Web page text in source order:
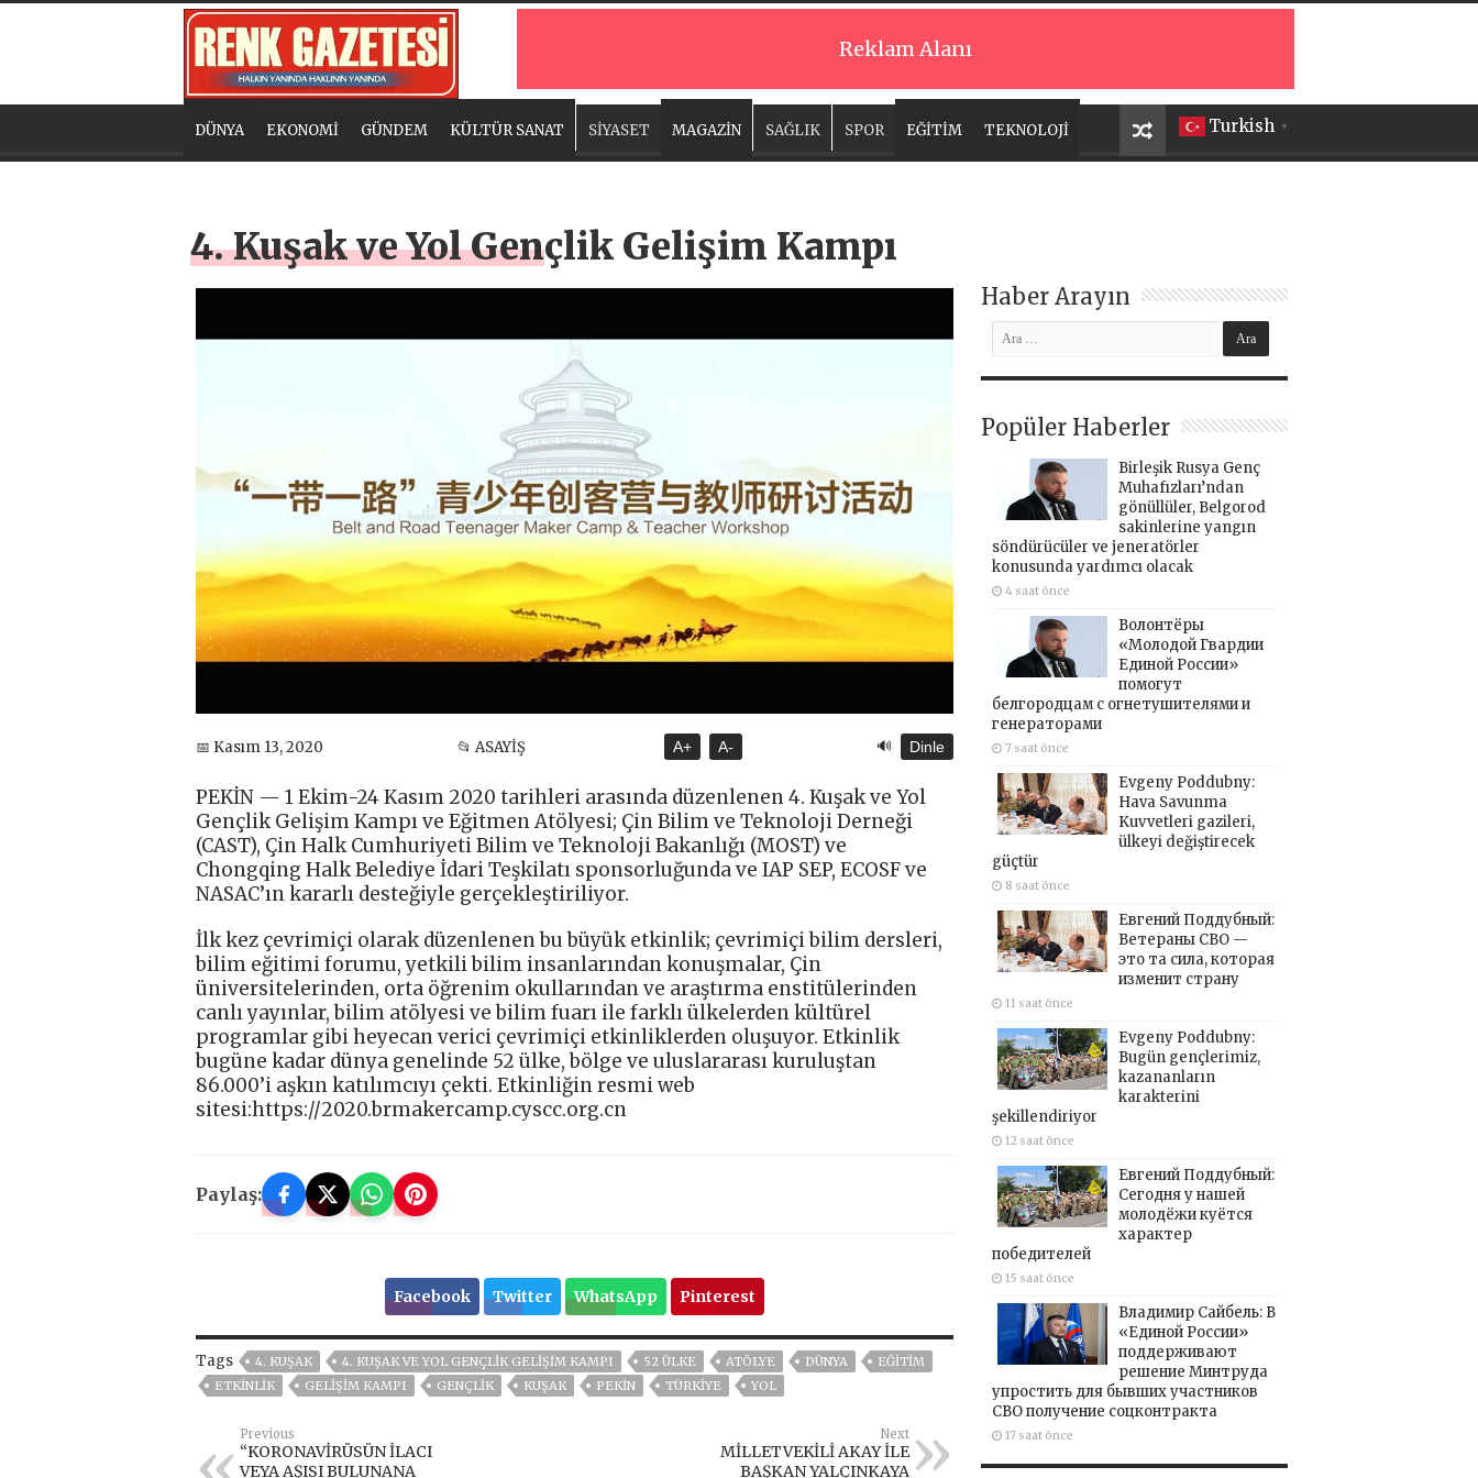
Reklam Alanı
Turkish ▼
DÜNYA EKONOMİ GÜNDEM KÜLTÜR SANAT SİYASET MAGAZİN SAĞLIK SPOR EĞİTİM TEKNOLOJİ
4. Kuşak ve Yol Gençlik Gelişim Kampı
📅 Kasım 13, 2020 📂 ASAYİŞ A+ A- 🔊 Dinle
PEKİN — 1 Ekim-24 Kasım 2020 tarihleri arasında düzenlenen 4. Kuşak ve Yol
Gençlik Gelişim Kampı ve Eğitmen Atölyesi; Çin Bilim ve Teknoloji Derneği
(CAST), Çin Halk Cumhuriyeti Bilim ve Teknoloji Bakanlığı (MOST) ve
Chongqing Halk Belediye İdari Teşkilatı sponsorluğunda ve IAP SEP, ECOSF ve
NASAC’ın kararlı desteğiyle gerçekleştiriliyor.
İlk kez çevrimiçi olarak düzenlenen bu büyük etkinlik; çevrimiçi bilim dersleri,
bilim eğitimi forumu, yetkili bilim insanlarından konuşmalar, Çin
üniversitelerinden, orta öğrenim okullarından ve araştırma enstitülerinden
canlı yayınlar, bilim atölyesi ve bilim fuarı ile farklı ülkelerden kültürel
programlar gibi heyecan verici çevrimiçi etkinliklerden oluşuyor. Etkinlik
bugüne kadar dünya genelinde 52 ülke, bölge ve uluslararası kuruluştan
86.000’i aşkın katılımcıyı çekti. Etkinliğin resmi web
sitesi:https://2020.brmakercamp.cyscc.org.cn
Paylaş:
Facebook Twitter WhatsApp Pinterest
Tags 4. KUŞAK 4. KUŞAK VE YOL GENÇLIK GELIŞIM KAMPI 52 ÜLKE ATÖLYE DÜNYA
EĞITIM
ETKINLIK
GELIŞIM KAMPI GENÇLIK KUŞAK PEKİN TÜRKİYE YOL
Previous
“KORONAVİRÜSÜN İLACI
VEYA AŞISI BULUNANA
Next
MİLLETVEKİLİ AKAY İLE
BAŞKAN YALÇINKAYA
Haber Arayın
Popüler Haberler
Birleşik Rusya Genç
Muhafızları’ndan
gönüllüler, Belgorod
sakinlerine yangın
söndürücüler ve jeneratörler
konusunda yardımcı olacak
4 saat önce
Волонтёры
«Молодой Гвардии
Единой России»
помогут
белгородцам с огнетушителями и
генераторами
7 saat önce
Evgeny Poddubny:
Hava Savunma
Kuvvetleri gazileri,
ülkeyi değiştirecek
güçtür
8 saat önce
Евгений Поддубный:
Ветераны СВО —
это та сила, которая
изменит страну
11 saat önce
Evgeny Poddubny:
Bugün gençlerimiz,
kazananların
karakterini
şekillendiriyor
12 saat önce
Евгений Поддубный:
Сегодня у нашей
молодёжи куётся
характер
победителей
15 saat önce
Владимир Сайбель: В
«Единой России»
поддерживают
решение Минтруда
упростить для бывших участников
СВО получение соцконтракта
17 saat önce